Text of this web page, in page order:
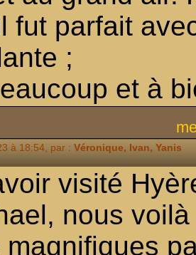
fut parfait
;
et à
à 18:54, par : Véronique, Ivan, Yanis
visité
nous
magnifiques